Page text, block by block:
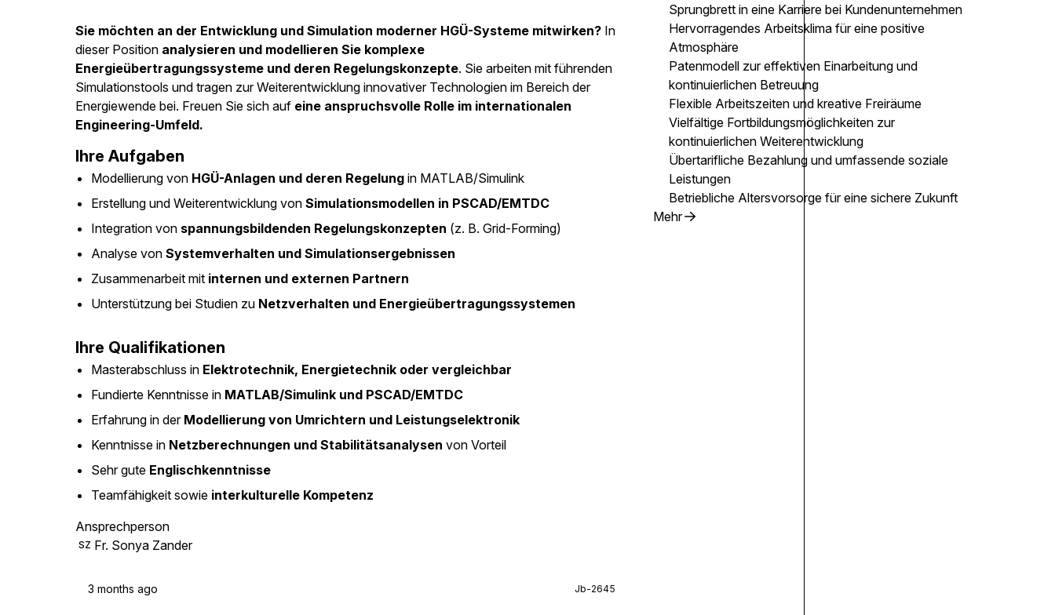
Sie möchten an der Entwicklung und Simulation moderner HGÜ-Systeme mitwirken? In
dieser Position analysieren und modellieren Sie komplexe
Energieübertragungssysteme und deren Regelungskonzepte. Sie arbeiten mit führenden
Simulationstools und tragen zur Weiterentwicklung innovativer Technologien im Bereich der
Energiewende bei. Freuen Sie sich auf eine anspruchsvolle Rolle im internationalen
Engineering-Umfeld.
Ihre Aufgaben
Modellierung von HGÜ-Anlagen und deren Regelung in MATLAB/Simulink
Erstellung und Weiterentwicklung von Simulationsmodellen in PSCAD/EMTDC
Integration von spannungsbildenden Regelungskonzepten (z. B. Grid-Forming)
Analyse von Systemverhalten und Simulationsergebnissen
Zusammenarbeit mit internen und externen Partnern
Unterstützung bei Studien zu Netzverhalten und Energieübertragungssystemen
Ihre Qualifikationen
Masterabschluss in Elektrotechnik, Energietechnik oder vergleichbar
Fundierte Kenntnisse in MATLAB/Simulink und PSCAD/EMTDC
Erfahrung in der Modellierung von Umrichtern und Leistungselektronik
Kenntnisse in Netzberechnungen und Stabilitätsanalysen von Vorteil
Sehr gute Englischkenntnisse
Teamfähigkeit sowie interkulturelle Kompetenz
Ansprechperson
SZ Fr. Sonya Zander
3 months ago Jb-2645
Sprungbrett in eine Karriere bei Kundenunternehmen
Hervorragendes Arbeitsklima für eine positive
Atmosphäre
Patenmodell zur effektiven Einarbeitung und
kontinuierlichen Betreuung
Flexible Arbeitszeiten und kreative Freiräume
Vielfältige Fortbildungsmöglichkeiten zur
kontinuierlichen Weiterentwicklung
Übertarifliche Bezahlung und umfassende soziale
Leistungen
Betriebliche Altersvorsorge für eine sichere Zukunft
Mehr